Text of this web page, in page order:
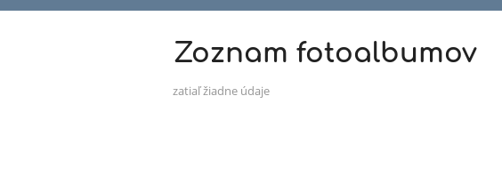
Fotoalbum
Zoznam fotoalbumov
zatiaľ žiadne údaje